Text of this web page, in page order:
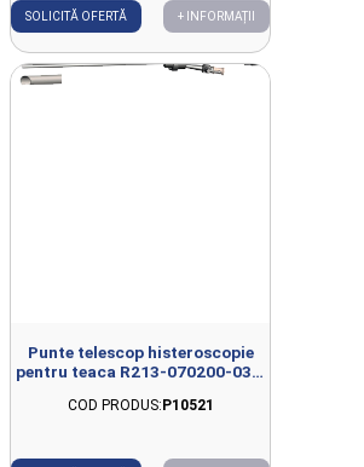
SOLICITĂ OFERTĂ + INFORMAȚII
Punte telescop histeroscopie
pentru teaca R213-070200-030,
COD PRODUS: P10521